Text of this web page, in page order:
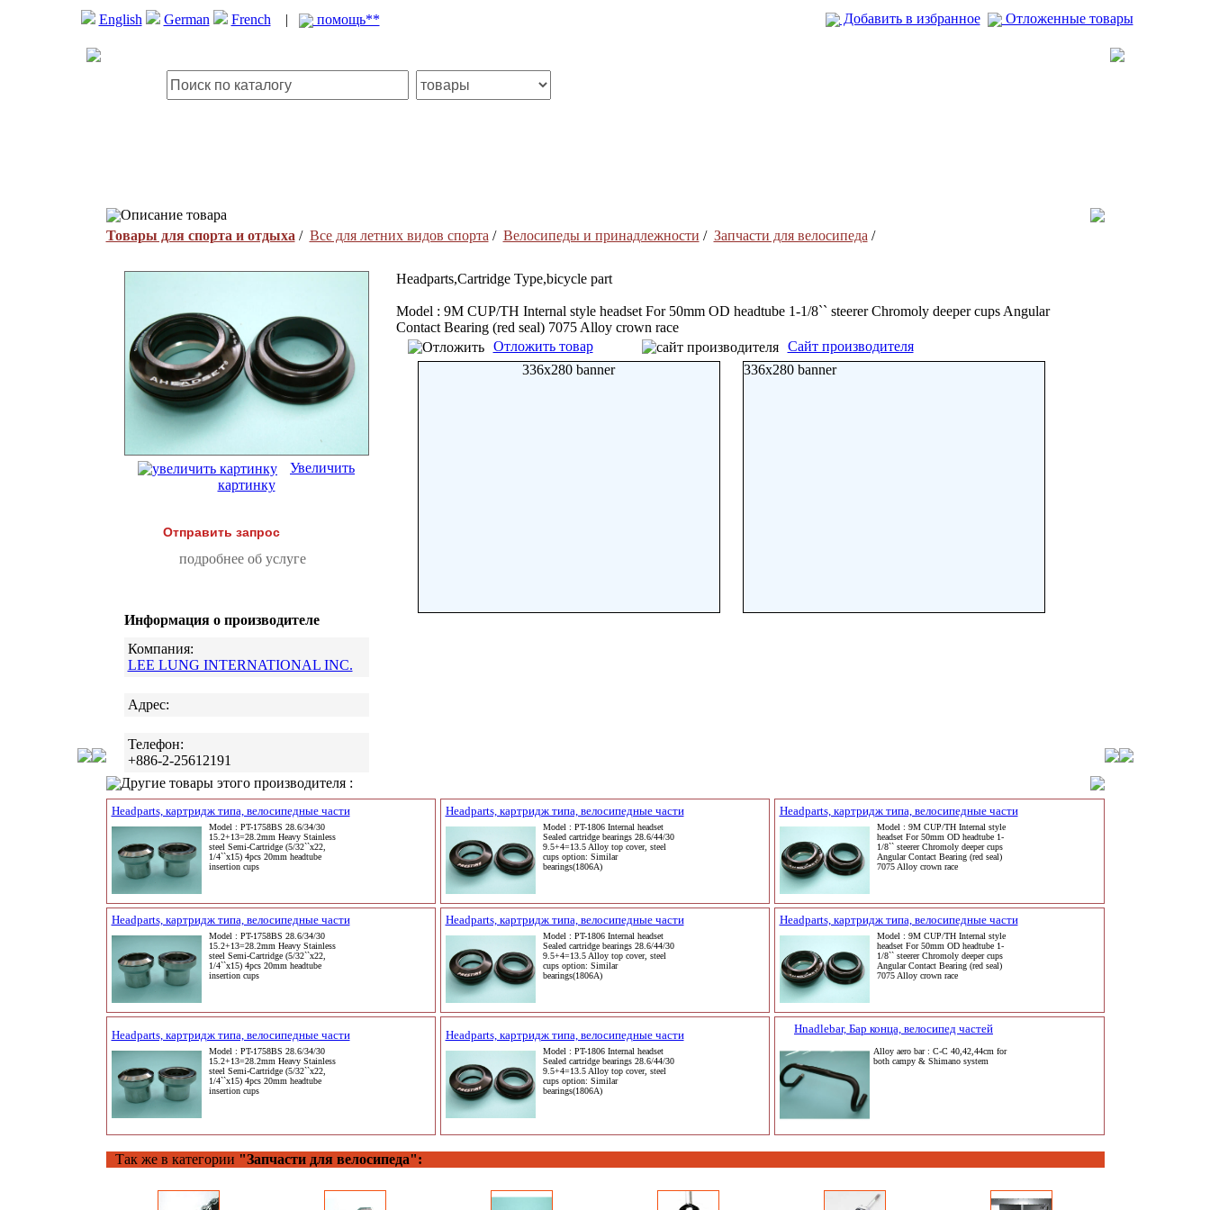
English German French | помощь** Добавить в избранное Отложенные товары
Описание товара
Товары для спорта и отдыха / Все для летних видов спорта / Велосипеды и принадлежности / Запчасти для велосипеда /
Увеличить
картинку
Отправить запрос
подробнее об услуге
Информация о производителе
Компания:
LEE LUNG INTERNATIONAL INC.
Адрес:
Телефон:
+886-2-25612191
Headparts,Cartridge Type,bicycle part
Model : 9M CUP/TH Internal style headset For 50mm OD headtube 1-1/8`` steerer Chromoly deeper cups Angular
Contact Bearing (red seal) 7075 Alloy crown race
Отложить товар
Сайт производителя
336x280 banner
336x280 banner
Другие товары этого производителя :
Headparts, картридж типа, велосипедные части
Model : PT-1758BS 28.6/34/30
15.2+13=28.2mm Heavy Stainless
steel Semi-Cartridge (5/32``x22,
1/4``x15) 4pcs 20mm headtube
insertion cups
Headparts, картридж типа, велосипедные части
Model : PT-1806 Internal headset
Sealed cartridge bearings 28.6/44/30
9.5+4=13.5 Alloy top cover, steel
cups option: Similar
bearings(1806A)
Headparts, картридж типа, велосипедные части
Model : 9M CUP/TH Internal style
headset For 50mm OD headtube 1-
1/8`` steerer Chromoly deeper cups
Angular Contact Bearing (red seal)
7075 Alloy crown race
Headparts, картридж типа, велосипедные части
Model : PT-1758BS 28.6/34/30
15.2+13=28.2mm Heavy Stainless
steel Semi-Cartridge (5/32``x22,
1/4``x15) 4pcs 20mm headtube
insertion cups
Headparts, картридж типа, велосипедные части
Model : PT-1806 Internal headset
Sealed cartridge bearings 28.6/44/30
9.5+4=13.5 Alloy top cover, steel
cups option: Similar
bearings(1806A)
Headparts, картридж типа, велосипедные части
Model : 9M CUP/TH Internal style
headset For 50mm OD headtube 1-
1/8`` steerer Chromoly deeper cups
Angular Contact Bearing (red seal)
7075 Alloy crown race
Headparts, картридж типа, велосипедные части
Model : PT-1758BS 28.6/34/30
15.2+13=28.2mm Heavy Stainless
steel Semi-Cartridge (5/32``x22,
1/4``x15) 4pcs 20mm headtube
insertion cups
Headparts, картридж типа, велосипедные части
Model : PT-1806 Internal headset
Sealed cartridge bearings 28.6/44/30
9.5+4=13.5 Alloy top cover, steel
cups option: Similar
bearings(1806A)
Hnadlebar, Бар конца, велосипед частей
Alloy aero bar : C-C 40,42,44cm for
both campy & Shimano system
Так же в категории "Запчасти для велосипеда":